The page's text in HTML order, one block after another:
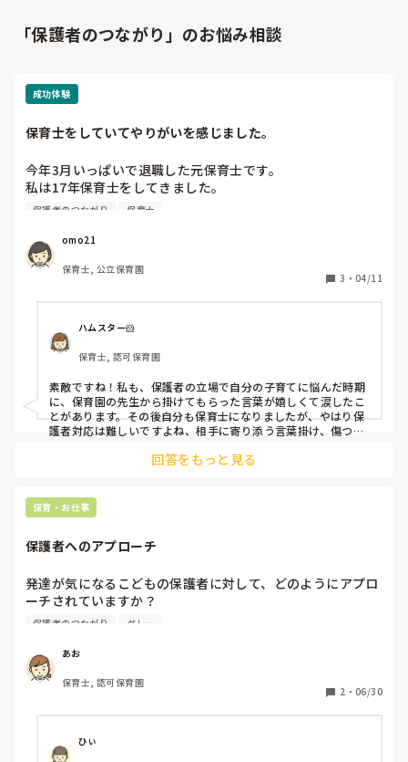
「保護者のつながり」のお悩み相談
成功体験
保育士をしていてやりがいを感じました。
今年3月いっぱいで退職した元保育士です。
私は17年保育士をしてきました。
その中で保護者対応は難しいことばかりでした。どのように
きました。
ある時、育児に悩みを持ったお母さんがいました。話を聞い
てもらうだけでも気持ちは晴れる。そして、「頑張らなくて
た。「先生に話してよかった」と言ってもらった時は私も泣
いてしまいました。
お母さんとの関係は強くなりました。
保護者のつながり 保育士
omo21
保育士, 公立保育園
3 ・ 04/11
ハムスター🐹
保育士, 認可保育園
素敵ですね！私も、保護者の立場で自分の子育てに悩んだ時期
に、保育園の先生から掛けてもらった言葉が嬉しくて涙したこ
とがあります。その後自分も保育士になりましたが、やはり保
護者対応は難しいですよね、相手に寄り添う言葉掛け、傷つけ
も神経使うかもしれませんね。お仕事退職されたとのことです
回答をもっと見る
保育・お仕事
保護者へのアプローチ
発達が気になるこどもの保護者に対して、どのようにアプロ
ーチされていますか？
ば、園側からは何もアプローチをしない園もあります。
勤務先ではいかがですか？
保護者のつながり グレー
あお
保育士, 認可保育園
2 ・ 06/30
ひぃ